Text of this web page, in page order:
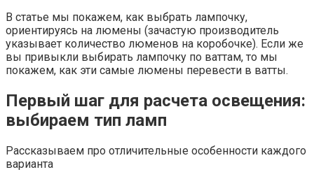
В статье мы покажем, как выбрать лампочку,
ориентируясь на люмены (зачастую производитель
указывает количество люменов на коробочке). Если же
вы привыкли выбирать лампочку по ваттам, то мы
покажем, как эти самые люмены перевести в ватты.
Первый шаг для расчета освещения:
выбираем тип ламп
Рассказываем про отличительные особенности каждого
варианта